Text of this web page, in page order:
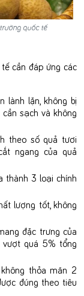
quốc tế
cần đáp ứng các
lành lặn, không bị
sạch và không
theo số quả tươi
ngang của quả
thành 3 loại chính
lượng tốt, không
đặc trưng của
quá 5% tổng
thỏa mãn 2
đúng theo tiêu